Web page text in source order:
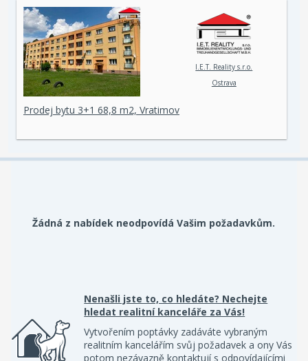
I.E.T. Reality s.r.o.
Ostrava
Prodej bytu 3+1 68,8 m2, Vratimov
Žádná z nabídek neodpovídá Vašim požadavkům.
Nenašli jste to, co hledáte? Nechejte
hledat realitní kanceláře za Vás!
Vytvořením poptávky zadáváte vybraným
realitním kancelářím svůj požadavek a ony Vás
potom nezávazně kontaktují s odpovídajícími